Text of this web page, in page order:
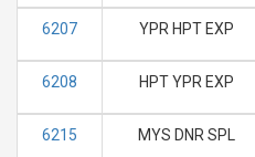
6207 YPR HPT EXP
6208 HPT YPR EXP
6215 MYS DNR SPL